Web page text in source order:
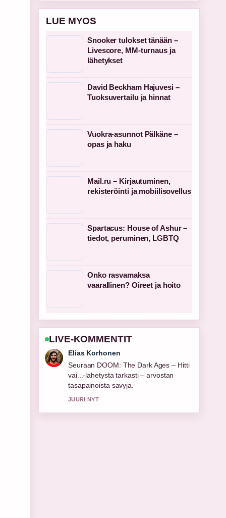
LUE MYOS
Snooker tulokset tänään –
Livescore, MM-turnaus ja
lähetykset
David Beckham Hajuvesi –
Tuoksuvertailu ja hinnat
Vuokra-asunnot Pälkäne –
opas ja haku
Mail.ru – Kirjautuminen,
rekisteröinti ja mobiilisovellus
Spartacus: House of Ashur –
tiedot, peruminen, LGBTQ
Onko rasvamaksa
vaarallinen? Oireet ja hoito
LIVE-KOMMENTIT
Noora Niemi
Hyvaa taustoitusta aiheesta UPS-
paketin seuranta: ohjeet ja vinkit
suomalaisille. Pytkethan taman